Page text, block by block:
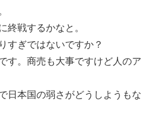
終戦するかなと。
すぎではないですか？
す。商売も大事ですけど人のア
日本国の弱さがどうしようもな